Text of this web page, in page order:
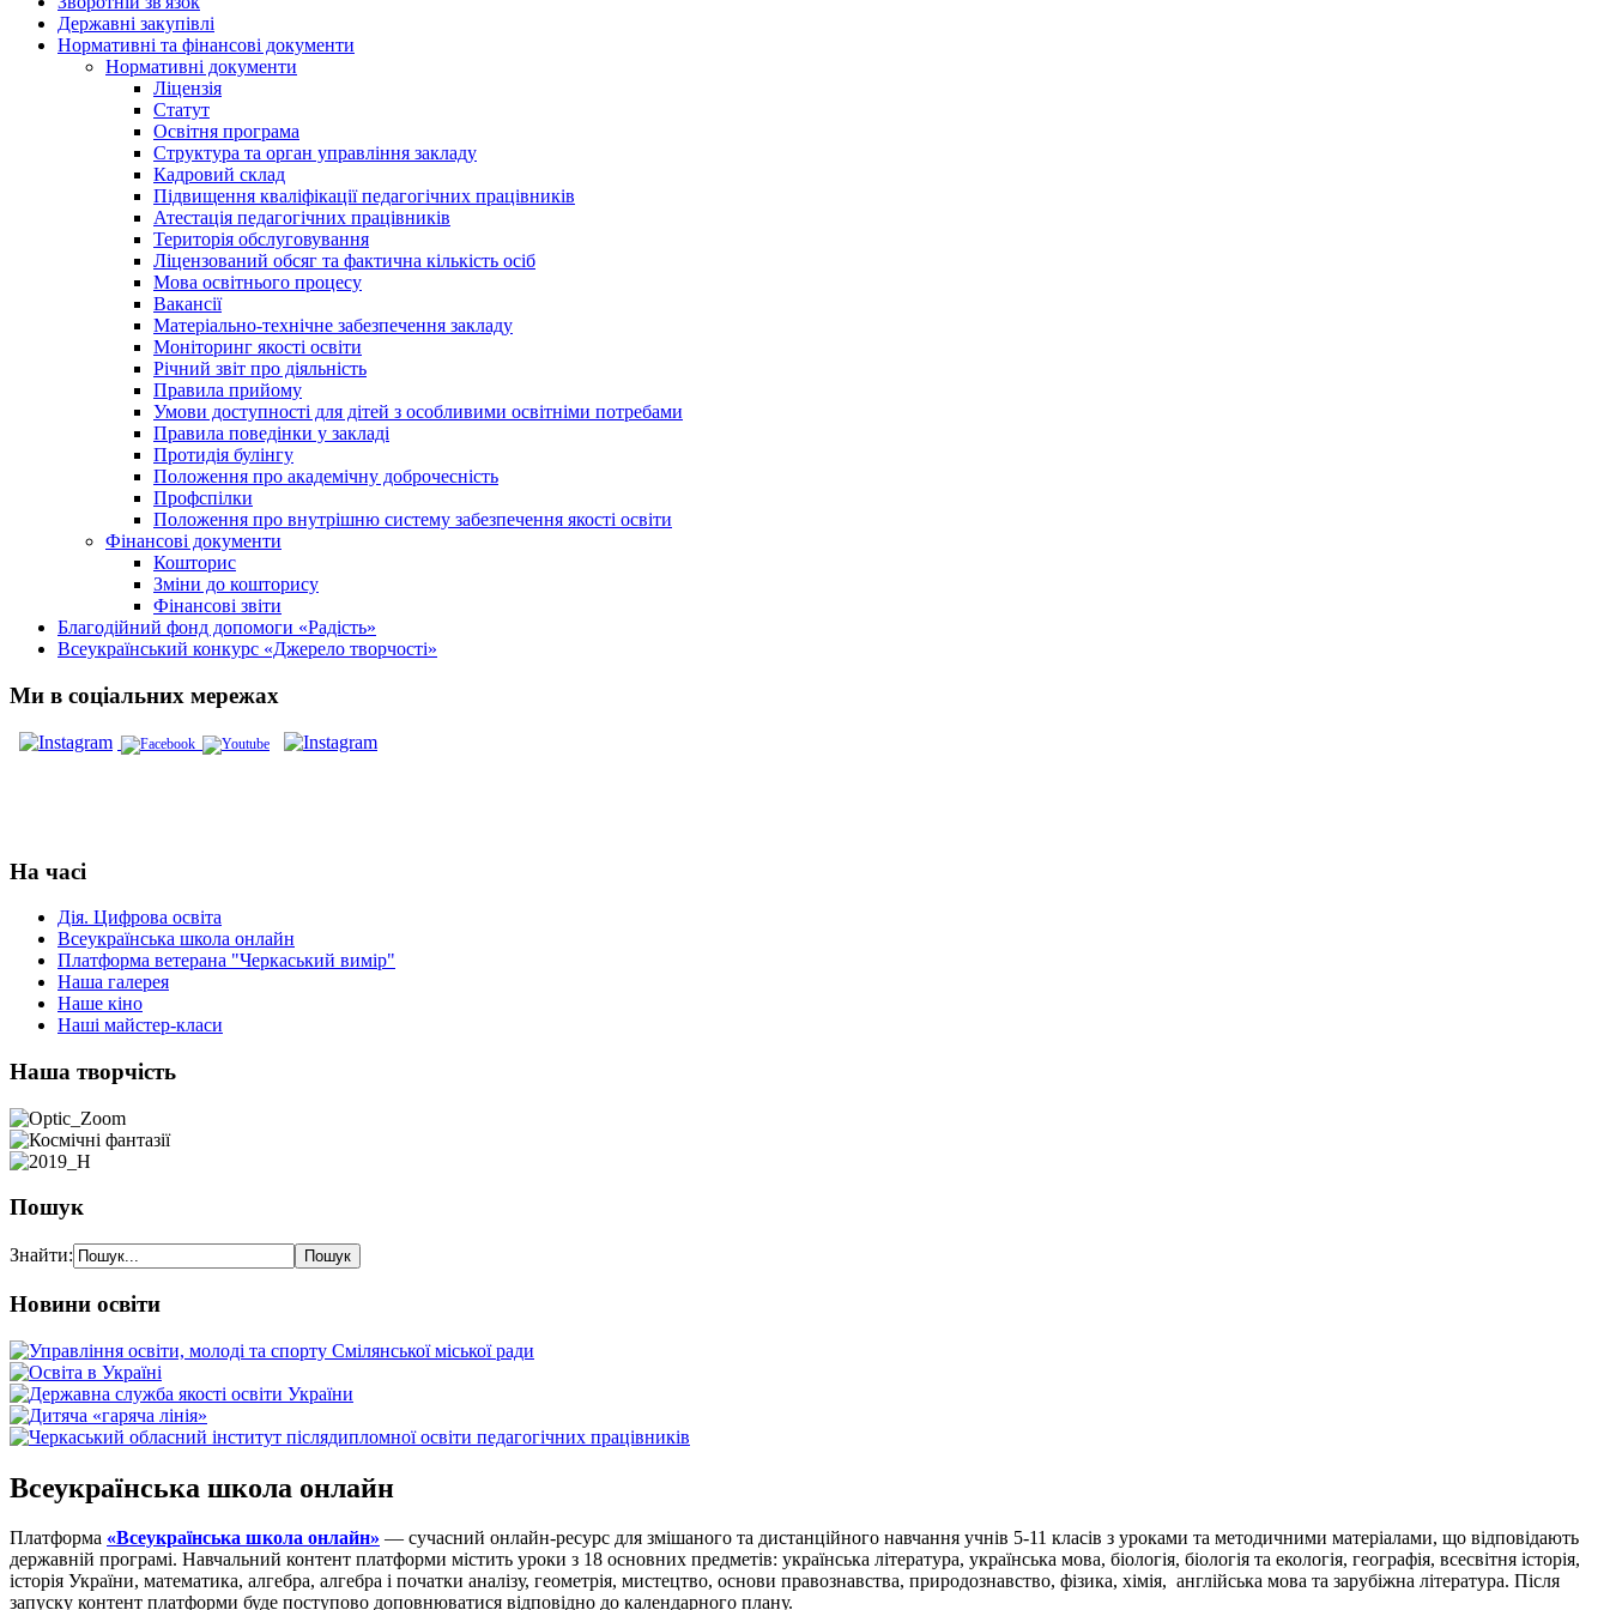
Державні закупівлі
Нормативні та фінансові документи
Нормативні документи
Ліцензія
Статут
Освітня програма
Структура та орган управління закладу
Кадровий склад
Підвищення кваліфікації педагогічних працівників
Атестація педагогічних працівників
Територія обслуговування
Ліцензований обсяг та фактична кількість осіб
Мова освітнього процесу
Вакансії
Матеріально-технічне забезпечення закладу
Моніторинг якості освіти
Річний звіт про діяльність
Правила прийому
Умови доступності для дітей з особливими освітніми потребами
Правила поведінки у закладі
Протидія булінгу
Положення про академічну доброчесність
Профспілки
Положення про внутрішню систему забезпечення якості освіти
Фінансові документи
Кошторис
Зміни до кошторису
Фінансові звіти
Благодійний фонд допомоги «Радість»
Всеукраїнський конкурс «Джерело творчості»
Ми в соціальних мережах
На часі
Дія. Цифрова освіта
Всеукраїнська школа онлайн
Платформа ветерана "Черкаський вимір"
Наша галерея
Наше кіно
Наші майстер-класи
Наша творчість
Пошук
Знайти:
Новини освіти
Всеукраїнська школа онлайн
Платформа «Всеукраїнська школа онлайн» — сучасний онлайн-ресурс для змішаного та дистанційного навчання учнів 5-11 класів з уроками та методичними матеріалами, що відповідають
державній програмі. Навчальний контент платформи містить уроки з 18 основних предметів: українська література, українська мова, біологія, біологія та екологія, географія, всесвітня історія,
історія України, математика, алгебра, алгебра і початки аналізу, геометрія, мистецтво, основи правознавства, природознавство, фізика, хімія, англійська мова та зарубіжна література. Після
запуску контент платформи буде поступово доповнюватися відповідно до календарного плану.